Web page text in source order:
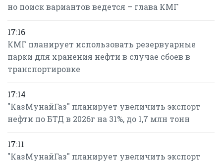
но поиск вариантов ведется – глава КМГ
17:16
КМГ планирует использовать резервуарные
парки для хранения нефти в случае сбоев в
транспортировке
17:14
"КазМунайГаз" планирует увеличить экспорт
нефти по БТД в 2026г на 31%, до 1,7 млн тонн
17:11
"КазМунайГаз" планирует увеличить экспорт